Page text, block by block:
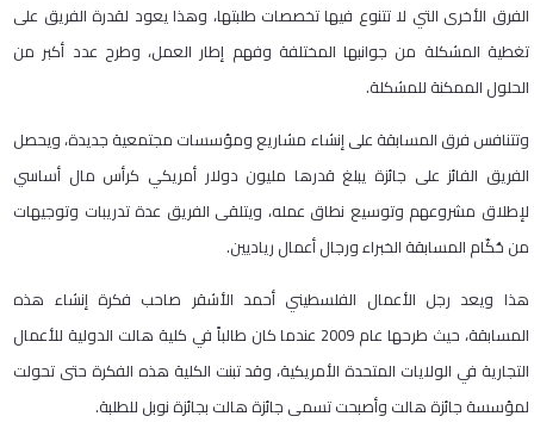
الفرق الأخرى التي لا تتنوع فيها تخصصات طلبتها، وهذا يعود لقدرة الفريق على
تغطية المشكلة من جوانبها المختلفة وفهم إطار العمل، وطرح عدد أكبر من
الحلول الممكنة للمشكلة.
وتتنافس فرق المسابقة على إنشاء مشاريع ومؤسسات مجتمعية جديدة، ويحصل
الفريق الفائز على جائزة يبلغ قدرها مليون دولار أمريكي كرأس مال أساسي
لإطلاق مشروعهم وتوسيع نطاق عمله، ويتلقى الفريق عدة تدريبات وتوجيهات
من حُكّام المسابقة الخبراء ورجال أعمال رياديين.
هذا ويعد رجل الأعمال الفلسطيني أحمد الأشقر صاحب فكرة إنشاء هذه
المسابقة، حيث طرحها عام 2009 عندما كان طالباً في كلية هالت الدولية للأعمال
التجارية في الولايات المتحدة الأمريكية، وقد تبنت الكلية هذه الفكرة حتى تحولت
لمؤسسة جائزة هالت وأصبحت تسمى جائزة هالت بجائزة نوبل للطلبة.